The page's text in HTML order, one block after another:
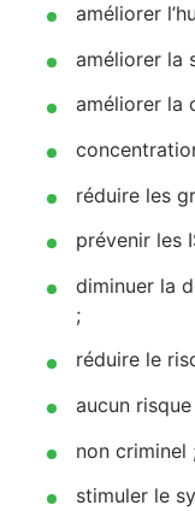
améliorer
améliorer la
améliorer la
réduire les
prévenir les
diminuer la
;
réduire le
aucun
non criminel
stimuler le